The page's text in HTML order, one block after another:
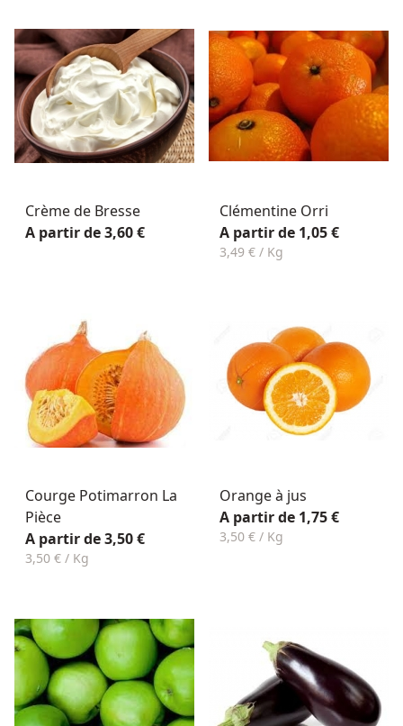
Crème de Bresse
A partir de 3,60 €
Clémentine Orri
A partir de 1,05 €
3,49 € / Kg
Courge Potimarron La
Pièce
A partir de 3,50 €
3,50 € / Kg
Orange à jus
A partir de 1,75 €
3,50 € / Kg